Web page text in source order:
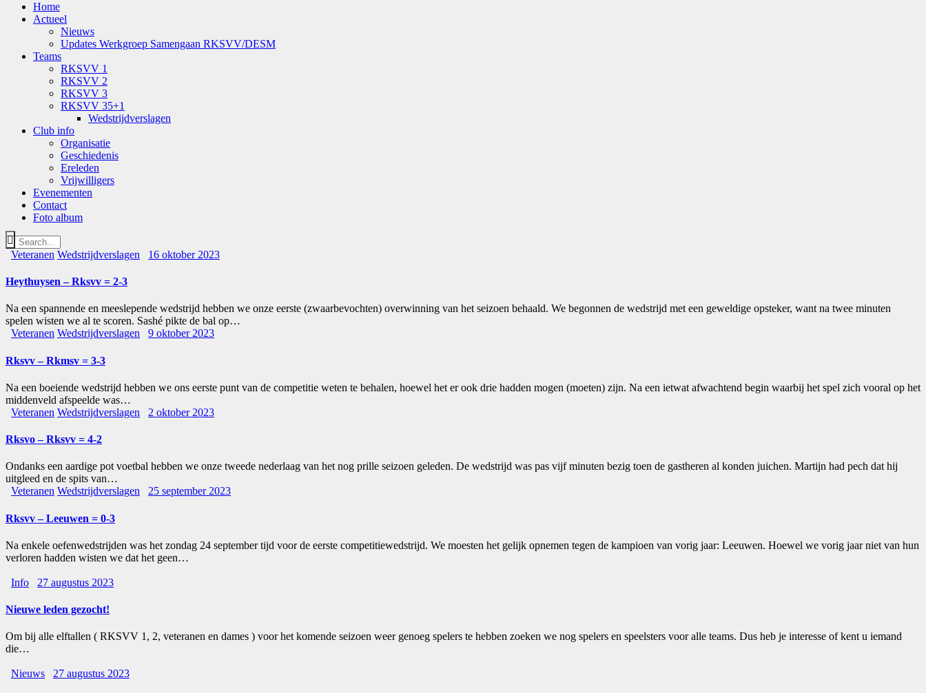
Home
Actueel
Nieuws
Updates Werkgroep Samengaan RKSVV/DESM
Teams
RKSVV 1
RKSVV 2
RKSVV 3
RKSVV 35+1
Wedstrijdverslagen
Club info
Organisatie
Geschiedenis
Ereleden
Vrijwilligers
Evenementen
Contact
Foto album
Veteranen Wedstrijdverslagen 16 oktober 2023
Heythuysen – Rksvv = 2-3
Na een spannende en meeslepende wedstrijd hebben we onze eerste (zwaarbevochten) overwinning van het seizoen behaald. We begonnen de wedstrijd met een geweldige opsteker, want na twee minuten
spelen wisten we al te scoren. Sashé pikte de bal op…
Veteranen Wedstrijdverslagen 9 oktober 2023
Rksvv – Rkmsv = 3-3
Na een boeiende wedstrijd hebben we ons eerste punt van de competitie weten te behalen, hoewel het er ook drie hadden mogen (moeten) zijn. Na een ietwat afwachtend begin waarbij het spel zich vooral op het
middenveld afspeelde was…
Veteranen Wedstrijdverslagen 2 oktober 2023
Rksvo – Rksvv = 4-2
Ondanks een aardige pot voetbal hebben we onze tweede nederlaag van het nog prille seizoen geleden. De wedstrijd was pas vijf minuten bezig toen de gastheren al konden juichen. Martijn had pech dat hij
uitgleed en de spits van…
Veteranen Wedstrijdverslagen 25 september 2023
Rksvv – Leeuwen = 0-3
Na enkele oefenwedstrijden was het zondag 24 september tijd voor de eerste competitiewedstrijd. We moesten het gelijk opnemen tegen de kampioen van vorig jaar: Leeuwen. Hoewel we vorig jaar niet van hun
verloren hadden wisten we dat het geen…
Info 27 augustus 2023
Nieuwe leden gezocht!
Om bij alle elftallen ( RKSVV 1, 2, veteranen en dames ) voor het komende seizoen weer genoeg spelers te hebben zoeken we nog spelers en speelsters voor alle teams. Dus heb je interesse of kent u iemand
die…
Nieuws 27 augustus 2023